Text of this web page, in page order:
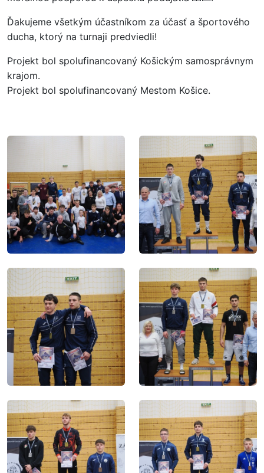
Ďakujeme všetkým účastníkom za účasť a športového
ducha, ktorý na turnaji predviedli!
Projekt bol spolufinancovaný Košickým samosprávnym
krajom.
Projekt bol spolufinancovaný Mestom Košice.